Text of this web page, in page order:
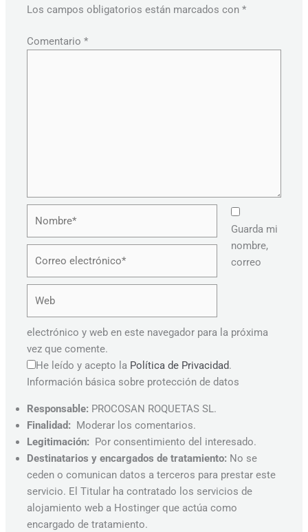
Los campos obligatorios están marcados con*
Comentario*
Guarda mi
nombre,
correo
electrónico y web en este navegador para la próxima
vez que comente.
He leído y acepto la Política de Privacidad.
Información básica sobre protección de datos
Responsable: PROCOSAN ROQUETAS SL.
Finalidad: Moderar los comentarios.
Legitimación: Por consentimiento del interesado.
Destinatarios y encargados de tratamiento: No se
ceden o comunican datos a terceros para prestar este
servicio. El Titular ha contratado los servicios de
alojamiento web a Hostinger que actúa como
encargado de tratamiento.